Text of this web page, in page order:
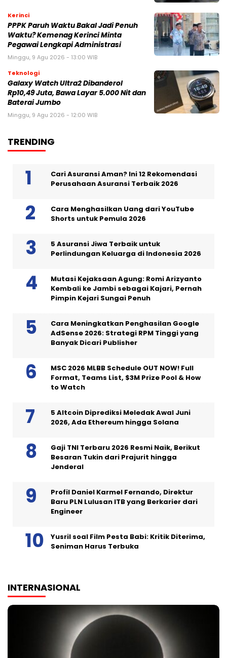
Kerinci
PPPK Paruh Waktu Bakal Jadi Penuh
Waktu? Kemenag Kerinci Minta
Pegawai Lengkapi Administrasi
Minggu, 9 Agu 2026 - 13:00 WIB
Teknologi
Galaxy Watch Ultra2 Dibanderol
Rp10,49 Juta, Bawa Layar 5.000 Nit dan
Baterai Jumbo
Minggu, 9 Agu 2026 - 12:00 WIB
TRENDING
Cari Asuransi Aman? Ini 12 Rekomendasi
Perusahaan Asuransi Terbaik 2026
Cara Menghasilkan Uang dari YouTube
Shorts untuk Pemula 2026
5 Asuransi Jiwa Terbaik untuk
Perlindungan Keluarga di Indonesia 2026
Mutasi Kejaksaan Agung: Romi Arizyanto
Kembali ke Jambi sebagai Kajari, Pernah
Pimpin Kejari Sungai Penuh
Cara Meningkatkan Penghasilan Google
AdSense 2026: Strategi RPM Tinggi yang
Banyak Dicari Publisher
MSC 2026 MLBB Schedule OUT NOW! Full
Format, Teams List, $3M Prize Pool & How
to Watch
5 Altcoin Diprediksi Meledak Awal Juni
2026, Ada Ethereum hingga Solana
Gaji TNI Terbaru 2026 Resmi Naik, Berikut
Besaran Tukin dari Prajurit hingga
Jenderal
Profil Daniel Karmel Fernando, Direktur
Baru PLN Lulusan ITB yang Berkarier dari
Engineer
Yusril soal Film Pesta Babi: Kritik Diterima,
Seniman Harus Terbuka
INTERNASIONAL